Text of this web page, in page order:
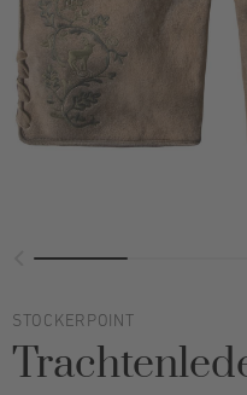
STOCKERPOINT